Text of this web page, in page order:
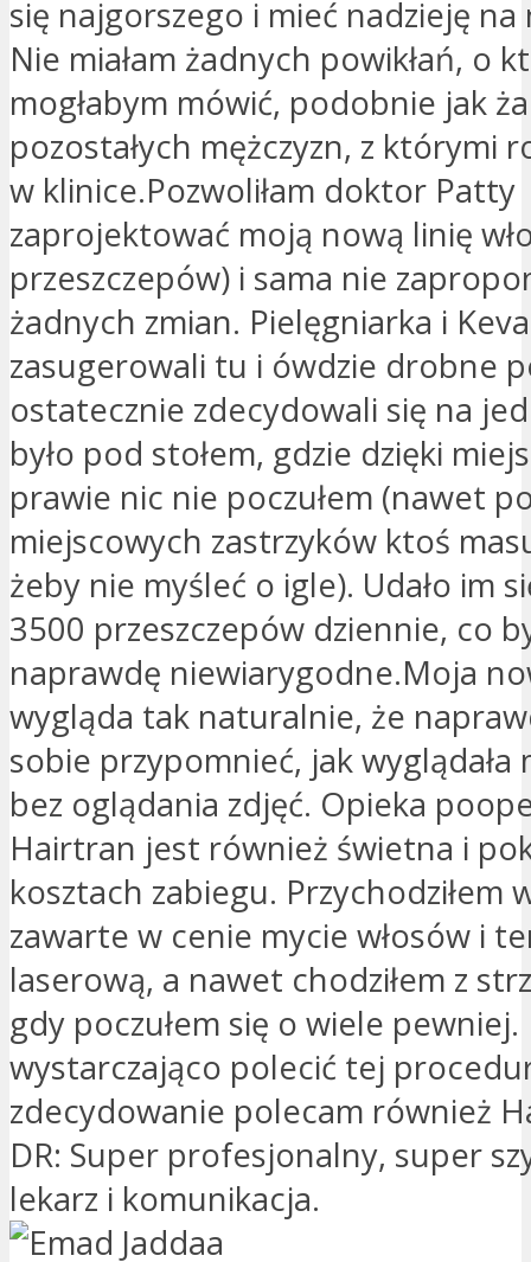
się najgorszego i mieć nadzieję na
Nie miałam żadnych powikłań, o
mogłabym mówić, podobnie jak
pozostałych mężczyzn, z którymi
w klinice.Pozwoliłam doktor Patty
zaprojektować moją nową linię
przeszczepów) i sama nie
żadnych zmian. Pielęgniarka i
zasugerowali tu i ówdzie drobne
ostatecznie zdecydowali się na
było pod stołem, gdzie dzięki
prawie nic nie poczułem (nawet
miejscowych zastrzyków ktoś
żeby nie myśleć o igle). Udało im
3500 przeszczepów dziennie, co
naprawdę niewiarygodne.Moja
wygląda tak naturalnie, że
sobie przypomnieć, jak wyglądała
bez oglądania zdjęć. Opieka
Hairtran jest również świetna i
kosztach zabiegu. Przychodziłem
zawarte w cenie mycie włosów i
laserową, a nawet chodziłem z
gdy poczułem się o wiele
wystarczająco polecić tej
zdecydowanie polecam również
DR: Super profesjonalny, super
lekarz i komunikacja.